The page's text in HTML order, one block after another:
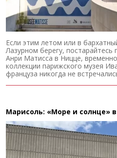
Если этим летом или в
Лазурном берегу,
Анри Матисса в Ницце,
коллекции парижского музея
француза никогда не
Марисоль: «Море и солнце»